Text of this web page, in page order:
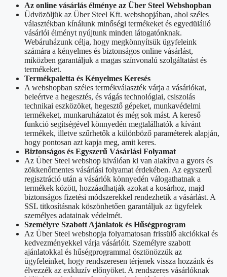
Az online vásárlás élménye az Über Steel Webshopban
Üdvözöljük az Über Steel Kft. webshopjában, ahol széles
választékban kínálunk minőségi termékeket és egyedülálló
vásárlói élményt nyújtunk minden látogatónknak.
Webáruházunk célja, hogy megkönnyítsük ügyfeleink
számára a kényelmes és biztonságos online vásárlást,
miközben garantáljuk a magas színvonalú szolgáltatást és
termékeket.
Termékpaletta és Kényelmes Keresés
A webshopban széles termékválaszték várja a vásárlókat,
beleértve a hegesztés, és vágás technológiai, csiszolás
technikai eszközöket, hegesztő gépeket, munkavédelmi
termékeket, munkaruházatot és még sok mást. A kereső
funkció segítségével könnyedén megtalálhatók a kívánt
termékek, illetve szűrhetők a különböző paraméterek alapján,
hogy pontosan azt kapja meg, amit keres.
Biztonságos és Egyszerű Vásárlási Folyamat
Az Über Steel webshop kiválóan ki van alakítva a gyors és
zökkenőmentes vásárlási folyamat érdekében. Az egyszerű
regisztráció után a vásárlók könnyedén válogathatnak a
termékek között, hozzáadhatják azokat a kosárhoz, majd
biztonságos fizetési módszerekkel rendezhetik a vásárlást. A
SSL titkosításnak köszönhetően garantáljuk az ügyfelek
személyes adatainak védelmét.
Személyre Szabott Ajánlatok és Hűségprogram
Az Über Steel webshopja folyamatosan frissülő akciókkal és
kedvezményekkel várja vásárlóit. Személyre szabott
ajánlatokkal és hűségprogrammal ösztönözzük az
ügyfeleinket, hogy rendszeresen térjenek vissza hozzánk és
élvezzék az exkluzív előnyöket. A rendszeres vásárlóknak